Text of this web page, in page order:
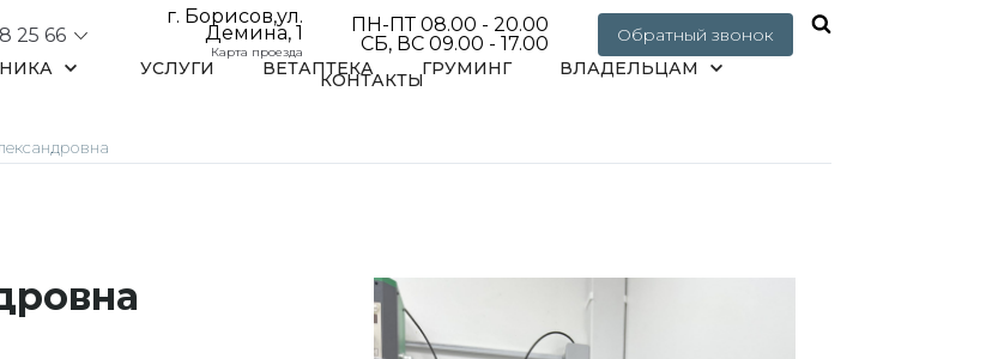
25 66
г. Борисов,ул.
Демина, 1
Карта проезда
ПН-ПТ 08.00 - 20.00
СБ, ВС 09.00 - 17.00
Обратный звонок
УСЛУГИ ВЕТАПТЕКА ГРУМИНГ ВЛАДЕЛЬЦАМ
КОНТАКТЫ